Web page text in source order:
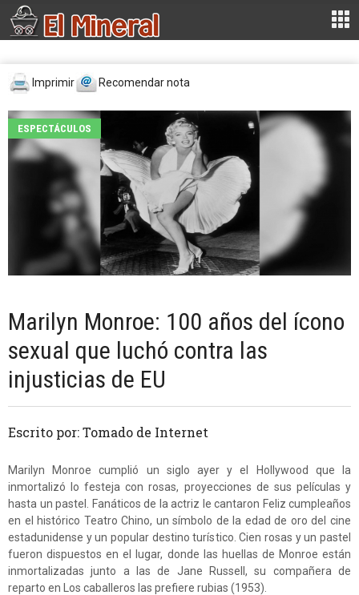
Imprimir Recomendar nota
ESPECTÁCULOS
Marilyn Monroe: 100 años del ícono
sexual que luchó contra las
injusticias de EU
Escrito por: Tomado de Internet
Marilyn Monroe cumplió un siglo ayer y el Hollywood que la
inmortalizó lo festeja con rosas, proyecciones de sus películas y
hasta un pastel. Fanáticos de la actriz le cantaron Feliz cumpleaños
en el histórico Teatro Chino, un símbolo de la edad de oro del cine
estadunidense y un popular destino turístico. Cien rosas y un pastel
fueron dispuestos en el lugar, donde las huellas de Monroe están
inmortalizadas junto a las de Jane Russell, su compañera de
reparto en Los caballeros las prefiere rubias (1953).